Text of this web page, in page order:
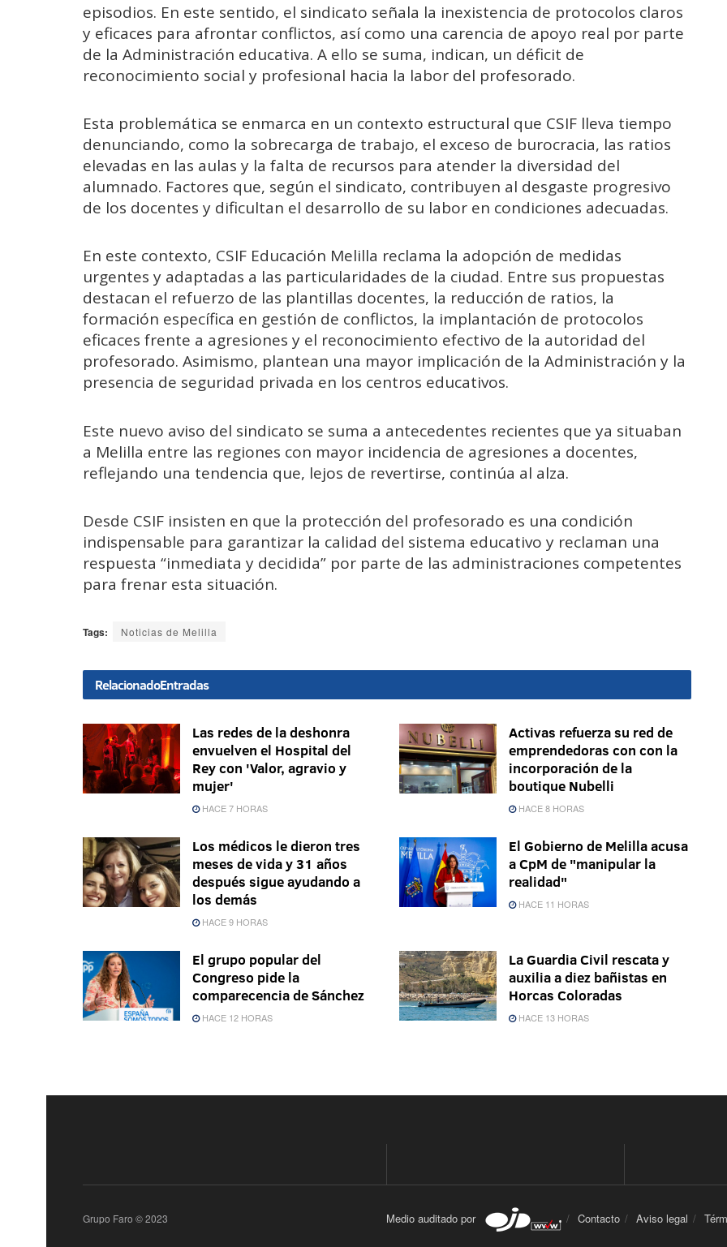
episodios. En este sentido, el sindicato señala la inexistencia de protocolos claros
y eficaces para afrontar conflictos, así como una carencia de apoyo real por parte
de la Administración educativa. A ello se suma, indican, un déficit de
reconocimiento social y profesional hacia la labor del profesorado.
Esta problemática se enmarca en un contexto estructural que CSIF lleva tiempo
denunciando, como la sobrecarga de trabajo, el exceso de burocracia, las ratios
elevadas en las aulas y la falta de recursos para atender la diversidad del
alumnado. Factores que, según el sindicato, contribuyen al desgaste progresivo
de los docentes y dificultan el desarrollo de su labor en condiciones adecuadas.
En este contexto, CSIF Educación Melilla reclama la adopción de medidas
urgentes y adaptadas a las particularidades de la ciudad. Entre sus propuestas
destacan el refuerzo de las plantillas docentes, la reducción de ratios, la
formación específica en gestión de conflictos, la implantación de protocolos
eficaces frente a agresiones y el reconocimiento efectivo de la autoridad del
profesorado. Asimismo, plantean una mayor implicación de la Administración y la
presencia de seguridad privada en los centros educativos.
Este nuevo aviso del sindicato se suma a antecedentes recientes que ya situaban
a Melilla entre las regiones con mayor incidencia de agresiones a docentes,
reflejando una tendencia que, lejos de revertirse, continúa al alza.
Desde CSIF insisten en que la protección del profesorado es una condición
indispensable para garantizar la calidad del sistema educativo y reclaman una
respuesta “inmediata y decidida” por parte de las administraciones competentes
para frenar esta situación.
Tags: Noticias de Melilla
RelacionadoEntradas
Las redes de la deshonra
envuelven el Hospital del
Rey con 'Valor, agravio y
mujer'
HACE 7 HORAS
Activas refuerza su red de
emprendedoras con con la
incorporación de la
boutique Nubelli
HACE 8 HORAS
Los médicos le dieron tres
meses de vida y 31 años
después sigue ayudando a
los demás
HACE 9 HORAS
El Gobierno de Melilla acusa
a CpM de "manipular la
realidad"
HACE 11 HORAS
El grupo popular del
Congreso pide la
comparecencia de Sánchez
HACE 12 HORAS
La Guardia Civil rescata y
auxilia a diez bañistas en
Horcas Coloradas
HACE 13 HORAS
Medio auditado por Contacto Aviso legal
Grupo Faro © 2023